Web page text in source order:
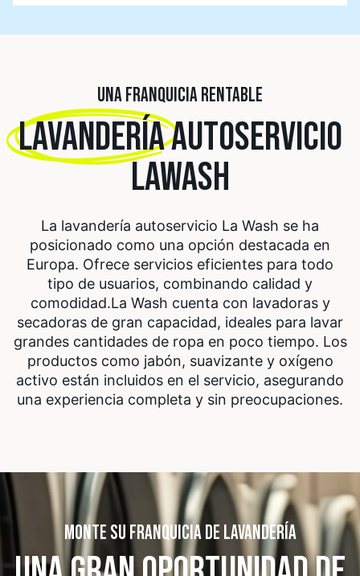
UNA FRANQUICIA RENTABLE
LAVANDERÍAAUTOSERVICIO
LAWASH
La lavandería autoservicio La Wash se ha
posicionado como una opción destacada en
Europa. Ofrece servicios eficientes para todo
tipo de usuarios, combinando calidad y
comodidad.La Wash cuenta con lavadoras y
secadoras de gran capacidad, ideales para lavar
grandes cantidades de ropa en poco tiempo. Los
productos como jabón, suavizante y oxígeno
activo están incluidos en el servicio, asegurando
una experiencia completa y sin preocupaciones.
MONTE SU FRANQUICIA DE LAVANDERÍA